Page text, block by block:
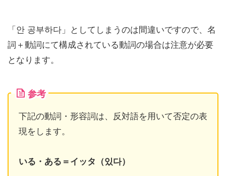
「안 공부하다」としてしまうのは間違いですので、名
詞＋動詞にて構成されている動詞の場合は注意が必要
となります。
参考
下記の動詞・形容詞は、反対語を用いて否定の表
現をします。
いる・ある＝イッタ（있다）